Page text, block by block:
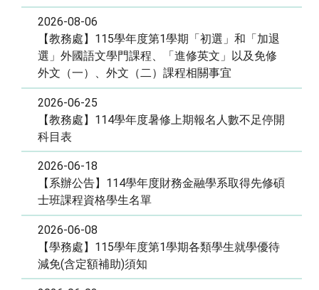
2026-08-06
【教務處】115學年度第1學期「初選」和「加退
選」外國語文學門課程、「進修英文」以及免修
外文（一）、外文（二）課程相關事宜
2026-06-25
【教務處】114學年度暑修上期報名人數不足停開
科目表
2026-06-18
【系辦公告】114學年度財務金融學系取得先修碩
士班課程資格學生名單
2026-06-08
【學務處】115學年度第1學期各類學生就學優待
減免(含定額補助)須知